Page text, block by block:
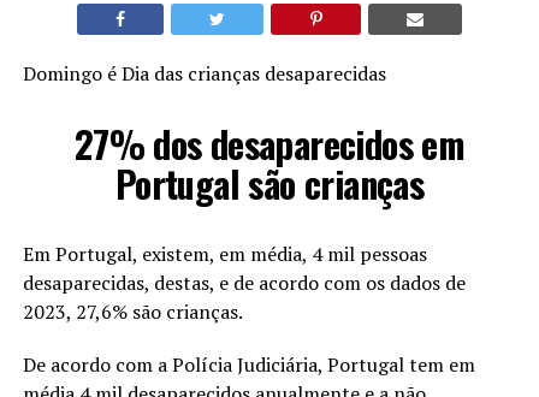
Domingo é Dia das crianças desaparecidas
27% dos desaparecidos em
Portugal são crianças
Em Portugal, existem, em média, 4 mil pessoas
desaparecidas, destas, e de acordo com os dados de
2023, 27,6% são crianças.
De acordo com a Polícia Judiciária, Portugal tem em